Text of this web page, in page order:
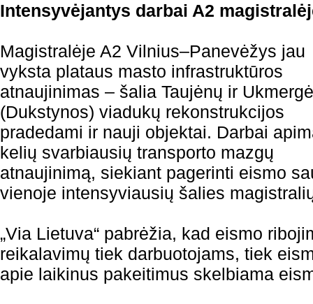
Intensyvėjantys darbai A2
Magistralėje A2 Vilnius–Panevėžys jau
vyksta plataus masto infrastruktūros
atnaujinimas – šalia Taujėnų ir
(Dukstynos) viadukų rekonstrukcijos
pradedami ir nauji objektai. Darbai
kelių svarbiausių transporto mazgų
atnaujinimą, siekiant pagerinti eismo
vienoje intensyviausių šalies
„Via Lietuva“ pabrėžia, kad eismo
reikalavimų tiek darbuotojams, tiek
apie laikinus pakeitimus skelbiama